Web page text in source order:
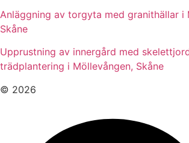
Anläggning av torgyta med granithällar i
Skåne
Upprustning av innergård med
trädplantering i Möllevången, Skåne
© 2026